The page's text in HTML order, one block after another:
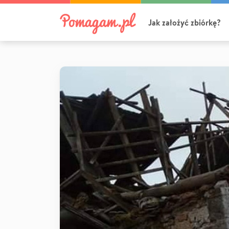
Jak założyć zbiórkę?